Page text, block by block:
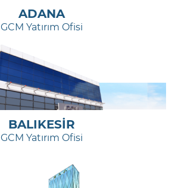
ADANA
GCM Yatırım Ofisi
BALIKESİR
GCM Yatırım Ofisi